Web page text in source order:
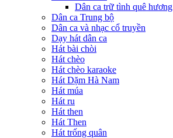
Dân ca trữ tình quê hương
Dân ca Trung bộ
Dân ca và nhạc cổ truyền
Dạy hát dân ca
Hát bài chòi
Hát chèo
Hát chèo karaoke
Hát Dặm Hà Nam
Hát múa
Hát ru
Hát then
Hát Then
Hát trống quân